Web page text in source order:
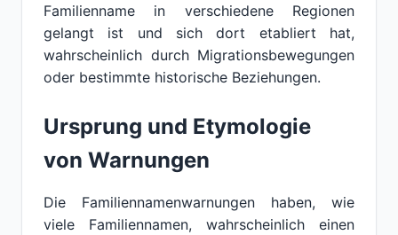
Familienname in verschiedene Regionen
gelangt ist und sich dort etabliert hat,
wahrscheinlich durch Migrationsbewegungen
oder bestimmte historische Beziehungen.
Ursprung und Etymologie
von Warnungen
Die Familiennamenwarnungen haben, wie
viele Familiennamen, wahrscheinlich einen